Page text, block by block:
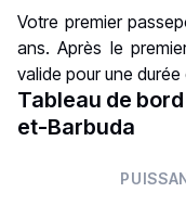
Votre premier
ans. Après le
valide pour une
Tableau de
et-Barbuda